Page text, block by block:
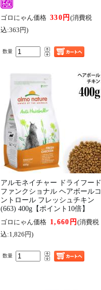
ゴロにゃん価格 330円(消費税
込:363円)
数量
アルモネイチャー ドライフード
ファンクショナル ヘアボールコ
ントロール フレッシュチキン
(663) 400g【ポイント10倍】
ゴロにゃん価格 1,660円(消費税
込:1,826円)
数量